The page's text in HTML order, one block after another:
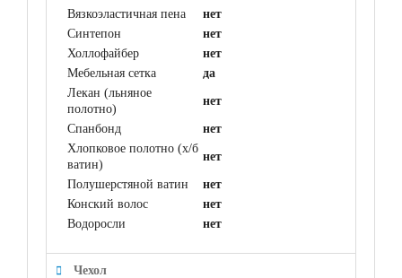
Вязкоэластичная пена
нет
Синтепон
нет
Холлофайбер
нет
Мебельная сетка
да
Лекан (льняное
полотно)
нет
Спанбонд
нет
Хлопковое полотно (х/б
ватин)
нет
Полушерстяной ватин
нет
Конский волос
нет
Водоросли
нет
Чехол